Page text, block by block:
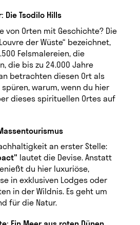
Die Tsodilo Hills
von Orten mit Geschichte? Die
der Wüste“ bezeichnet,
Felsmalereien, die
die bis zu 24.000 Jahre
betrachten diesen Ort als
warum, wenn du hier
dieses spirituellen Ortes auf
an erster Stelle:
lautet die Devise. Anstatt
du hier luxuriöse,
in exklusiven Lodges oder
in der Wildnis. Es geht um
für die Natur.